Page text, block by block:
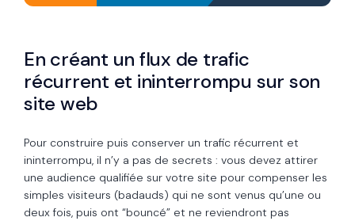
En créant un flux de trafic
récurrent et ininterrompu sur son
site web
Pour construire puis conserver un trafic récurrent et
ininterrompu, il n’y a pas de secrets : vous devez attirer
une audience qualifiée sur votre site pour compenser les
simples visiteurs (badauds) qui ne sont venus qu’une ou
deux fois, puis ont “bouncé” et ne reviendront pas